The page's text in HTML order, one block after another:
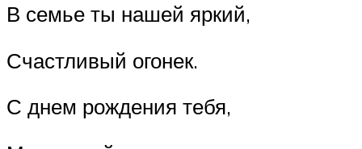
В семье ты нашей яркий,
Счастливый огонек.
С днем рождения тебя,